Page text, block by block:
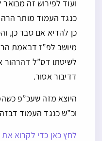
ועוד לפירוש זה
כנגד העמוד מותר
כן להדיא אם סבר כן,
מיושב לפ”ז דבאמת
לשיטתו דס”ל דהרהור
דדיבור אסור.
היוצא מזה שעכ”פ
וכ”ש כנגד העמוד
לחץ כאן כדי לקרוא